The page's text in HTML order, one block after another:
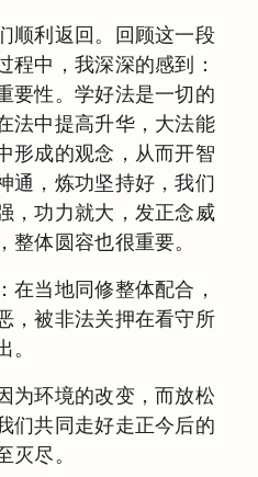
顺利返回。回顾这一段
程中，我深深的感到：
要性。学好法是一切的
法中提高升华，大法能
形成的观念，从而开智
通，炼功坚持好，我们
，功力就大，发正念威
整体圆容也很重要。
在当地同修整体配合，
，被非法关押在看守所
。
为环境的改变，而放松
们共同走好走正今后的
灭尽。